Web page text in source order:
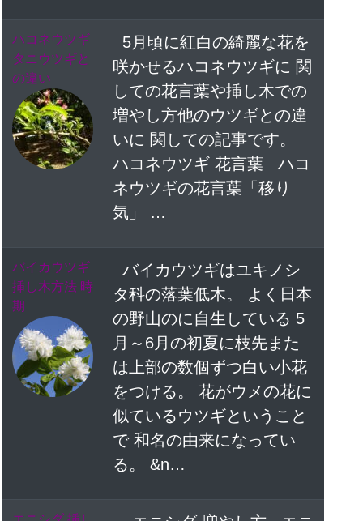
ハコネウツギ
タニウツギと
の違い
5月頃に紅白の綺麗な花を
咲かせるハコネウツギに 関
しての花言葉や挿し木での
増やし方他のウツギとの違
いに 関しての記事です。
ハコネウツギ 花言葉 ハコ
ネウツギの花言葉「移り
気」 …
バイカウツギ
挿し木方法 時
期
バイカウツギはユキノシ
タ科の落葉低木。 よく日本
の野山のに自生している 5
月～6月の初夏に枝先また
は上部の数個ずつ白い小花
をつける。 花がウメの花に
似ているウツギということ
で 和名の由来になってい
る。 &n…